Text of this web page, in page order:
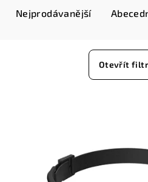
Nejprodávanější
Otevřít filtr